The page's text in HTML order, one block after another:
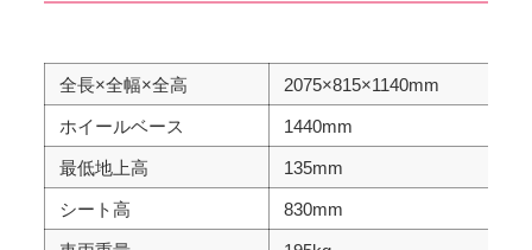
全長×全幅×全高 2075×815×1140mm
ホイールベース 1440mm
最低地上高 135mm
シート高 830mm